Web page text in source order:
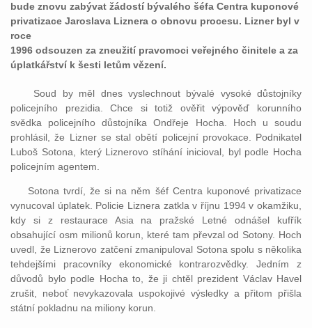
bude znovu zabývat žádostí bývalého šéfa Centra kuponové
privatizace Jaroslava Liznera o obnovu procesu. Lizner byl v
roce
1996 odsouzen za zneužití pravomoci veřejného činitele a za
úplatkářství k šesti letům vězení.
Soud by měl dnes vyslechnout bývalé vysoké důstojníky
policejního prezidia. Chce si totiž ověřit výpověď korunního
svědka policejního důstojníka Ondřeje Hocha. Hoch u soudu
prohlásil, že Lizner se stal obětí policejní provokace. Podnikatel
Luboš Sotona, který Liznerovo stíhání inicioval, byl podle Hocha
policejním agentem.
Sotona tvrdí, že si na něm šéf Centra kuponové privatizace
vynucoval úplatek. Policie Liznera zatkla v říjnu 1994 v okamžiku,
kdy si z restaurace Asia na pražské Letné odnášel kufřík
obsahující osm milionů korun, které tam převzal od Sotony. Hoch
uvedl, že Liznerovo zatčení zmanipuloval Sotona spolu s několika
tehdejšími pracovníky ekonomické kontrarozvědky. Jedním z
důvodů bylo podle Hocha to, že ji chtěl prezident Václav Havel
zrušit, neboť nevykazovala uspokojivé výsledky a přitom přišla
státní pokladnu na miliony korun.